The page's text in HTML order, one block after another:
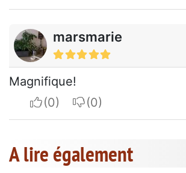
marsmarie
Magnifique!
I apreciateI do not appreciate
A lire également